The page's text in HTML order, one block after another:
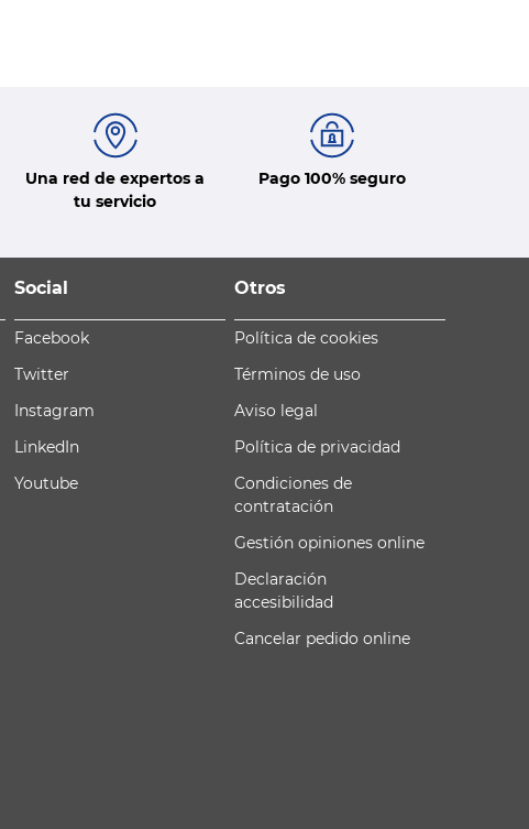
Una red de expertos a
tu servicio
Pago 100% seguro
Social
Facebook
Twitter
Instagram
LinkedIn
Youtube
Otros
Política de cookies
Términos de uso
Aviso legal
Política de privacidad
Condiciones de
contratación
Gestión opiniones online
Declaración
accesibilidad
Cancelar pedido online